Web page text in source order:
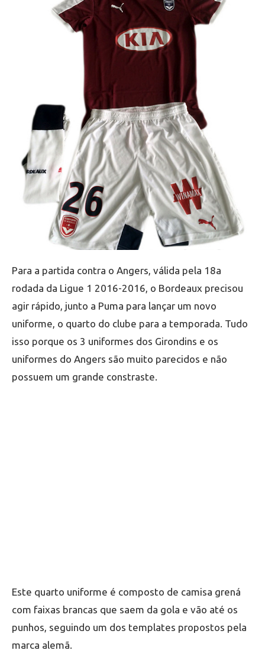
Para a partida contra o Angers, válida pela 18a
rodada da Ligue 1 2016-2016, o Bordeaux precisou
agir rápido, junto a Puma para lançar um novo
uniforme, o quarto do clube para a temporada. Tudo
isso porque os 3 uniformes dos Girondins e os
uniformes do Angers são muito parecidos e não
possuem um grande constraste.
Este quarto uniforme é composto de camisa grená
com faixas brancas que saem da gola e vão até os
punhos, seguindo um dos templates propostos pela
marca alemã.